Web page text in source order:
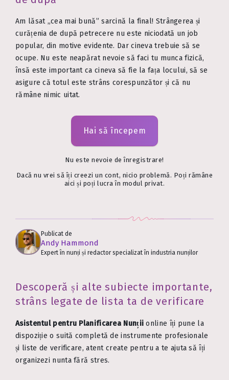
Am lăsat „cea mai bună” sarcină la final! Strângerea și
curățenia de după petrecere nu este niciodată un job
popular, din motive evidente. Dar cineva trebuie să se
ocupe. Nu este neapărat nevoie să faci tu munca fizică,
însă este important ca cineva să fie la fața locului, să se
asigure că totul este strâns corespunzător și că nu
rămâne nimic uitat.
Hai să începem
Nu este nevoie de înregistrare!
Dacă nu vrei să îți creezi un cont, nicio problemă. Poți rămâne
aici și poți lucra în modul privat.
Publicat de
Andy Hammond
Expert în nunți și redactor specializat în industria nunților
Descoperă și alte subiecte importante,
strâns legate de lista ta de verificare
Asistentul pentru Planificarea Nunții online îți pune la
dispoziție o suită completă de instrumente profesionale
și liste de verificare, atent create pentru a te ajuta să îți
organizezi nunta fără stres.